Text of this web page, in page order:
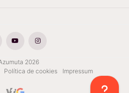
2026
Política de cookies Impressum